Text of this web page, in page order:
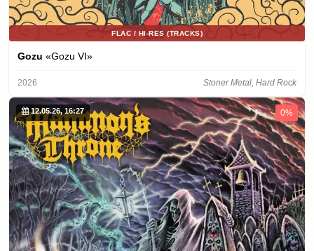
FLAC / HI-RES (TRACKS)
Gozu «Gozu VI»
2026 Stoner Metal, Hard Rock
12.05.26, 16:27 0%